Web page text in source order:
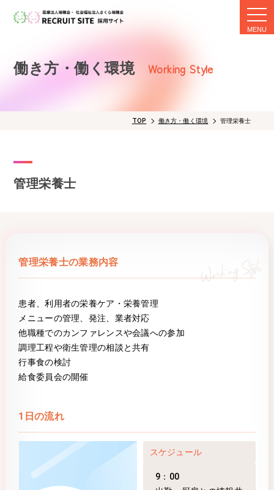
働き方・働く環境 Working Style
TOP 働き方・働く環境 管理栄養士
管理栄養士
管理栄養士の業務内容
患者、利用者の栄養ケア・栄養管理
メニューの管理、発注、業者対応
他職種でのカンファレンスや会議への参加
調理工程や衛生管理の相談と共有
行事食の検討
給食委員会の開催
1日の流れ
スケジュール
9：00